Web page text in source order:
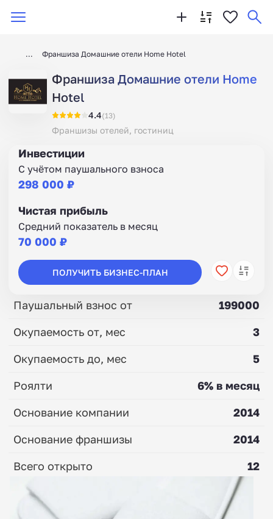
Франшиза Домашние отели Home Hotel
Франшиза Домашние отели Home
Hotel
4.4(13)
Франшизы отелей, гостиниц
Инвестиции
С учётом паушального взноса
298 000 ₽
Чистая прибыль
Средний показатель в месяц
70 000 ₽
ПОЛУЧИТЬ БИЗНЕС-ПЛАН
Паушальный взнос от
199000
Окупаемость от, мес
3
Окупаемость до, мес
5
Роялти
6% в месяц
Основание компании
2014
Основание франшизы
2014
Всего открыто
12